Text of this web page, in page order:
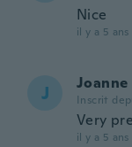
Nice
il y a 5 ans
J Joanne
Inscrit
Very
il y a 5 ans